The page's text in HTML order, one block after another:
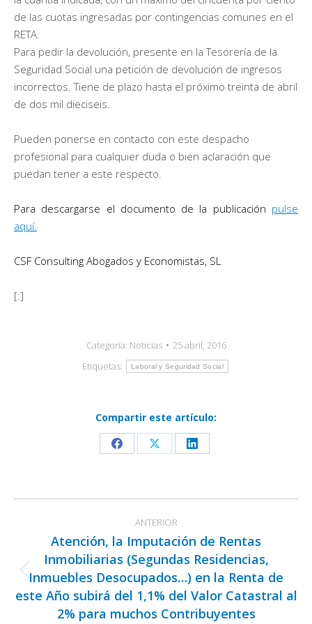
de las cuotas ingresadas por contingencias comunes en el
RETA.
Para pedir la devolución, presente en la Tesorería de la
Seguridad Social una petición de devolución de ingresos
incorrectos. Tiene de plazo hasta el próximo treinta de abril
de dos mil dieciseis.
Pueden ponerse en contacto con este despacho
profesional para cualquier duda o bien aclaración que
puedan tener a este respecto.
Para descargarse el documento de la publicación pulse
aquí.
CSF Consulting Abogados y Economistas, SL
[:]
Categoría: Noticias
25 abril, 2016
Etiquetas:
Laboral y Seguridad Social
Compartir este artículo:
Share
Facebook
Share
X
Share
LinkedIn
entre
publicaciones
ANTERIOR
Publicación
anterior:
Atención, la Imputación de Rentas
Inmobiliarias (Segundas Residencias,
Inmuebles Desocupados…) en la Renta de
este Año subirá del 1,1% del Valor Catastral al
2% para muchos Contribuyentes